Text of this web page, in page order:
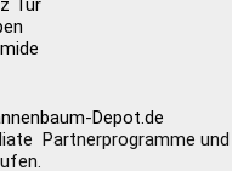
Tür
Depot.de
Partnerprogramme und